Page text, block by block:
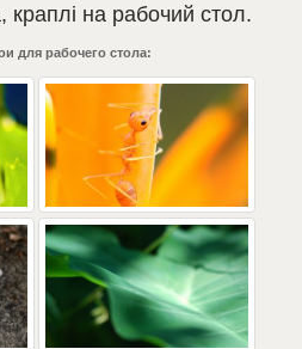
, краплі на рабочий стол.
для рабочего стола: